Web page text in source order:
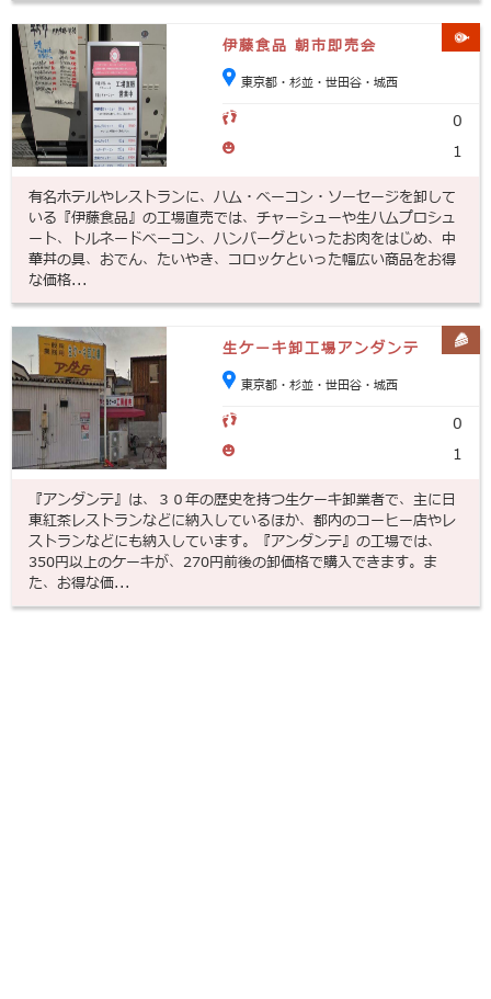
伊藤食品 朝市即売会
東京都・杉並・世田谷・城西
0
1
有名ホテルやレストランに、ハム・ベーコン・ソーセージを卸して
いる『伊藤食品』の工場直売では、チャーシューや生ハムプロシュ
ート、トルネードベーコン、ハンバーグといったお肉をはじめ、中
華丼の具、おでん、たいやき、コロッケといった幅広い商品をお得
な価格...
生ケーキ卸工場アンダンテ
東京都・杉並・世田谷・城西
0
1
『アンダンテ』は、３０年の歴史を持つ生ケーキ卸業者で、主に日
東紅茶レストランなどに納入しているほか、都内のコーヒー店やレ
ストランなどにも納入しています。『アンダンテ』の工場では、
350円以上のケーキが、270円前後の卸価格で購入できます。ま
た、お得な価...